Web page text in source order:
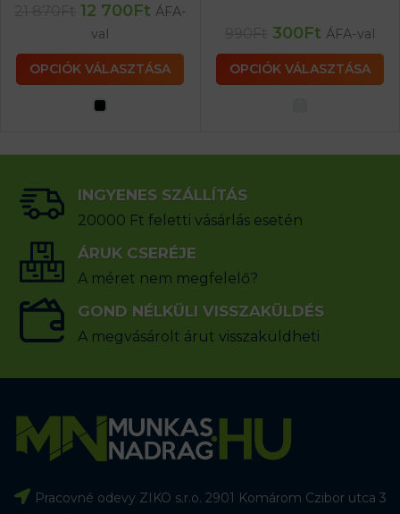
12 700Ft ÁFA-
val
OPCIÓK VÁLASZTÁSA
300Ft ÁFA-val
OPCIÓK VÁLASZTÁSA
INGYENES SZÁLLÍTÁS
20000 Ft feletti vásárlás esetén
ÁRUK CSERÉJE
A méret nem megfelelő?
GOND NÉLKÜLI VISSZAKÜLDÉS
A megvásárolt árut visszaküldheti
Pracovné odevy ZIKO s.r.o. 2901 Komárom Czibor utca 3